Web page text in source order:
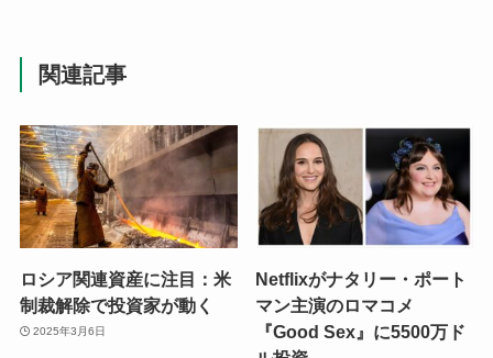
関連記事
ロシア関連資産に注目：米
制裁解除で投資家が動く
2025年3月6日
Netflixがナタリー・ポート
マン主演のロマコメ
『Good Sex』に5500万ド